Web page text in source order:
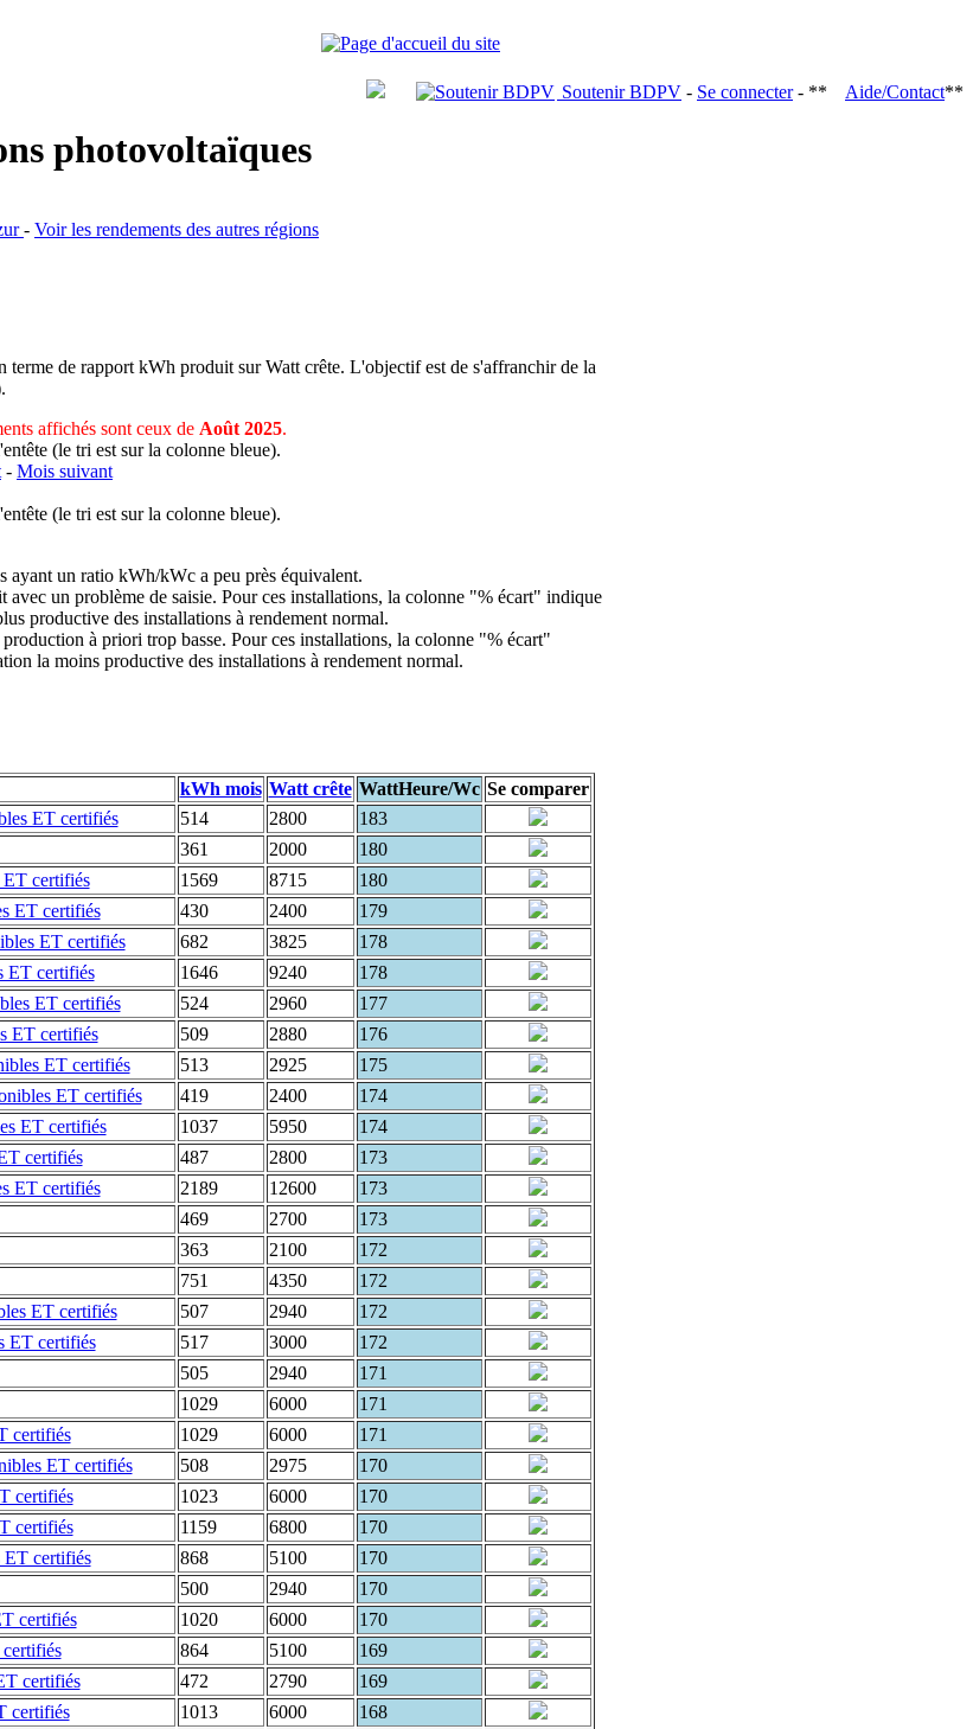
Soutenir BDPV - Se connecter- ** Aide/Contact**
photovoltaïques
- Voir les rendements des autres régions
terme de rapport kWh produit sur Watt crête. L'objectif est de s'affranchir de la
affichés sont ceux de Août 2025.
(le tri est sur la colonne bleue).
- Mois suivant
(le tri est sur la colonne bleue).
ayant un ratio kWh/kWc a peu près équivalent.
avec un problème de saisie. Pour ces installations, la colonne "% écart" indique
productive des installations à rendement normal.
à priori trop basse. Pour ces installations, la colonne "% écart"
la moins productive des installations à rendement normal.
kWh mois Watt crête WattHeure/Wc Se comparer
514 2800
183
361 2000
180
1569 8715
180
430 2400
179
682 3825
178
1646 9240
178
524 2960
177
509 2880
176
513 2925
175
419 2400
174
1037 5950
174
487 2800
173
2189 12600
173
469 2700
173
363 2100
172
751 4350
172
507 2940
172
517 3000
172
505 2940
171
1029 6000
171
1029 6000
171
508 2975
170
1023 6000
170
1159 6800
170
868 5100
170
500 2940
170
1020 6000
170
864 5100
169
472 2790
169
1013 6000
168